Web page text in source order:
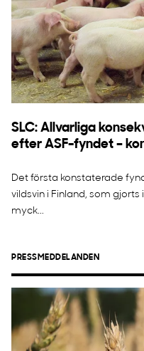
SLC: Allvarliga
efter ASF-fyndet –
Det första konstaterade
vildsvin i Finland, som
myck...
PRESSMEDDELANDEN